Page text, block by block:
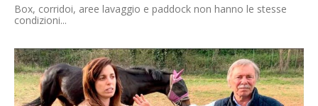
Box, corridoi, aree lavaggio e paddock non hanno le stesse
condizioni...